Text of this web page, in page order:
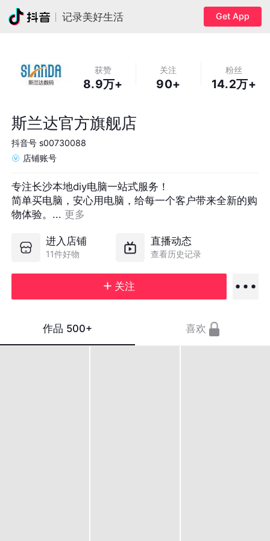
记录美好生活 Get App
获赞
8.9万+
关注
90+
粉丝
14.2万+
斯兰达官方旗舰店
抖音号 s00730088
店铺账号
专注长沙本地diy电脑一站式服务！
简单买电脑，安心用电脑，给每一个客户带来全新的购
物体验。... 更多
进入店铺
11件好物
直播动态
查看历史记录
关注
作品 500+ 喜欢